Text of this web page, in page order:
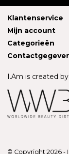
Klantenservice
Mijn account
Categorieën
I.Am is created
© Copyright 2026 -